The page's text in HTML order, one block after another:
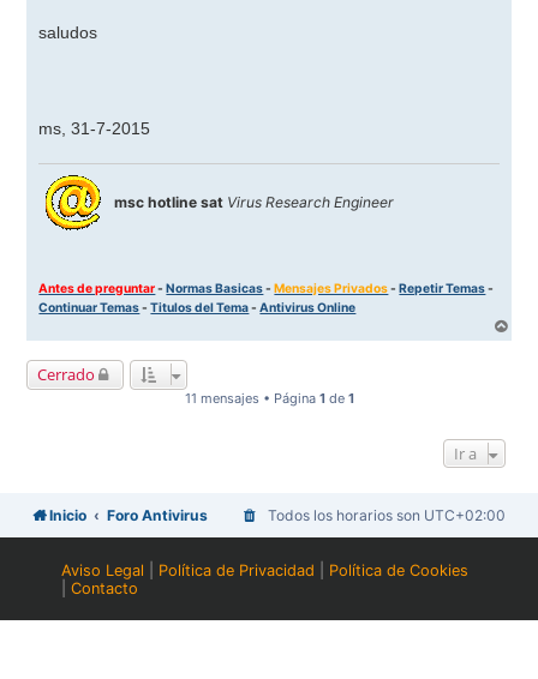
saludos
ms, 31-7-2015
msc hotline sat Virus Research Engineer
Antes de preguntar-Normas Basicas-Mensajes Privados-Repetir Temas-
Continuar Temas-Titulos del Tema-Antivirus Online
r
Cerrado
11 mensajes • Página 1 de 1
Ir a
Inicio Foro Antivirus Todos los horarios son UTC+02:00
Aviso Legal Política de Privacidad
Política de Cookies
|Contacto